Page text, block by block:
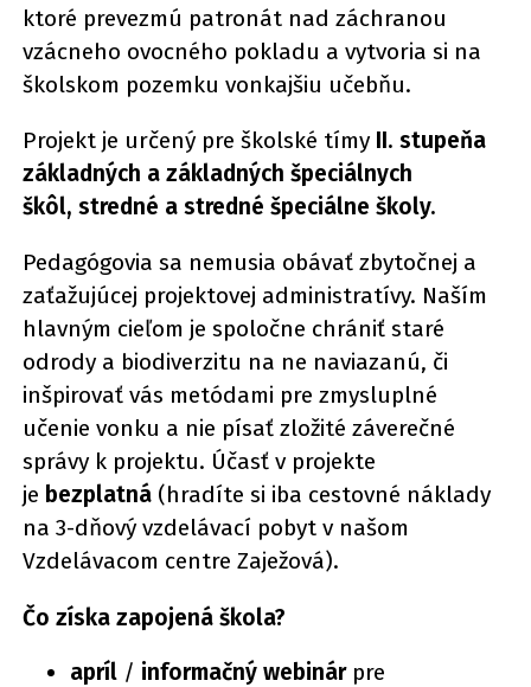
ktoré prevezmú patronát nad záchranou
vzácneho ovocného pokladu a vytvoria si na
školskom pozemku vonkajšiu učebňu.
Projekt je určený pre školské tímy II. stupeňa
základných a základných špeciálnych
škôl,stredné a stredné špeciálne školy.
Pedagógovia sa nemusia obávať zbytočnej a
zaťažujúcej projektovej administratívy. Naším
hlavným cieľom je spoločne chrániť staré
odrody a biodiverzitu na ne naviazanú, či
inšpirovať vás metódami pre zmysluplné
učenie vonku a nie písať zložité záverečné
správy k projektu. Účasť v projekte
je bezplatná (hradíte si iba cestovné náklady
na 3-dňový vzdelávací pobyt v našom
Vzdelávacom centre Zaježová).
Čo získa zapojená škola?
apríl / informačný webinár pre